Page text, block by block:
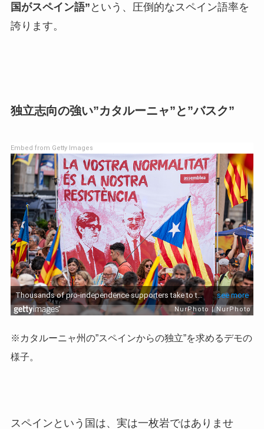
国がスペイン語” という、圧倒的なスペイン語率を
誇ります。
独立志向の強い”カタルーニャ”と”バスク”
Embed from Getty Images
※カタルーニャ州の”スペインからの独立”を求めるデモの
様子。
スペインという国は、実は一枚岩ではありませ